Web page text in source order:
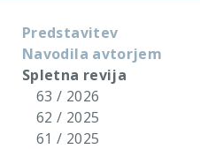
Predstavitev
Navodila avtorjem
Spletna revija
63 / 2026
62 / 2025
61 / 2025